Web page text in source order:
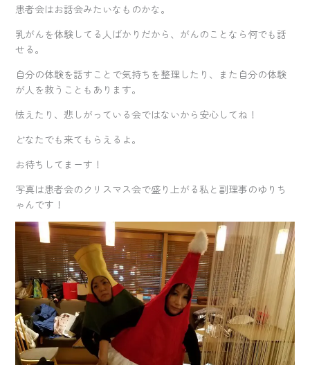
患者会はお話会みたいなものかな。
乳がんを体験してる人ばかりだから、がんのことなら何でも話
せる。
自分の体験を話すことで気持ちを整理したり、また自分の体験
が人を救うこともあります。
怯えたり、悲しがっている会ではないから安心してね！
どなたでも来てもらえるよ。
お待ちしてまーす！
写真は患者会のクリスマス会で盛り上がる私と副理事のゆりち
ゃんです！